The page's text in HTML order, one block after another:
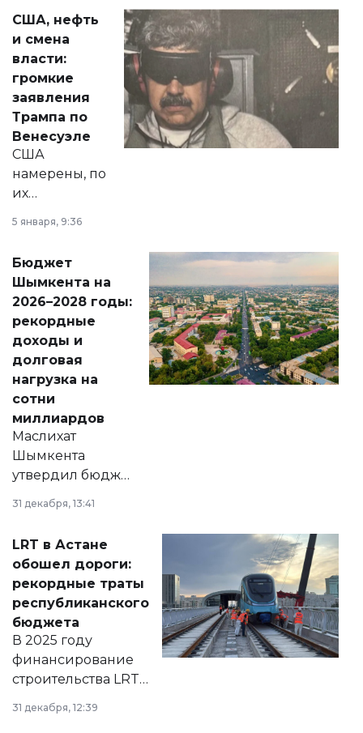
актуальных тем —
от слухов о
политических
реформах до
вопросов армии,
экономики и
личного здоровья.
США, нефть
и смена
власти:
громкие
заявления
Трампа по
Венесуэле
США
намерены, по
их
принести
народу
Венесуэлы.
5 января, 9:36
Бюджет
Шымкента на
2026–2028 годы:
рекордные
доходы и
долговая
нагрузка на
сотни
миллиардов
Маслихат
Шымкента
утвердил бюджет
города на 2026–
2028 годы.
документ
появился в базе
нормативных
правовых актов и
на сайте маслихат
города.
31 декабря, 13:41
LRT в Астане
обошел дороги:
рекордные траты
республиканского
бюджета
В 2025 году
финансирование
строительства LRT
в Астане из
республиканского
31 декабря, 12:39